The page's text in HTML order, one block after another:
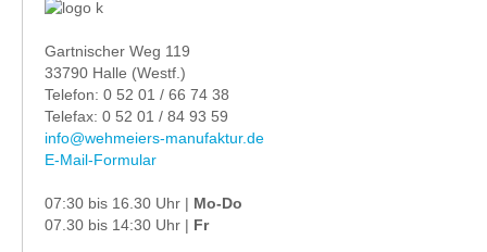
Gartnischer Weg 119
33790 Halle (Westf.)
Telefon: 0 52 01 / 66 74 38
Telefax: 0 52 01 / 84 93 59
info@wehmeiers-manufaktur.de
E-Mail-Formular
07:30 bis 16.30 Uhr | Mo-Do
07.30 bis 14:30 Uhr | Fr